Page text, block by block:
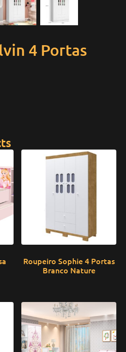
4 Portas
Roupeiro Sophie 4 Portas
Branco Nature